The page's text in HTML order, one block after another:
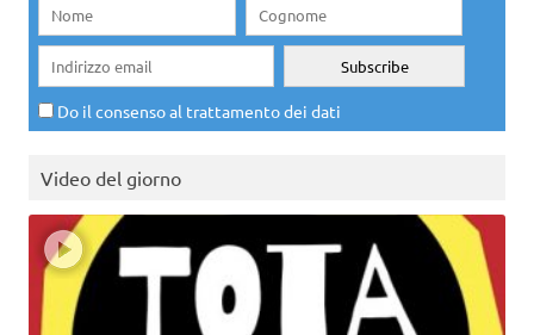
Do il consenso al trattamento dei dati
Video del giorno